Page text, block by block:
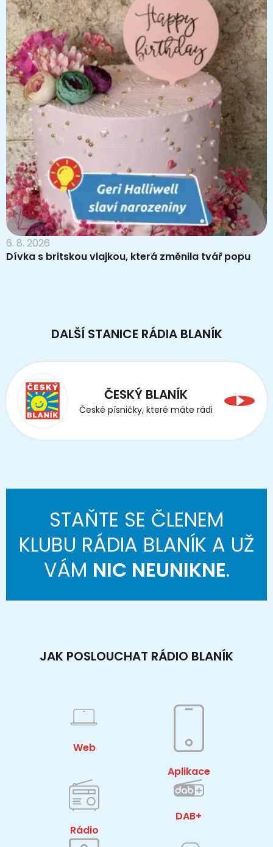
6. 8. 2026
Dívka s britskou vlajkou, která změnila tvář popu
DALŠÍ STANICE RÁDIA BLANÍK
ČESKÝ BLANÍK
České písničky, které máte rádi
STAŇTE SE ČLENEM
KLUBU RÁDIA BLANÍK A UŽ
VÁM NIC NEUNIKNE.
JAK POSLOUCHAT RÁDIO BLANÍK
Web
Aplikace
Rádio
DAB+